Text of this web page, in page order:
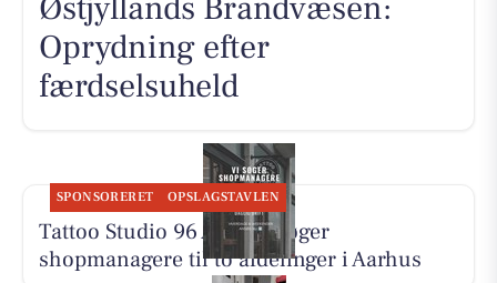
Østjyllands Brandvæsen:
Oprydning efter
færdselsuheld
SPONSORERET OPSLAGSTAVLEN
Tattoo Studio 96 Aarhus søger
shopmanagere til to afdelinger i Aarhus